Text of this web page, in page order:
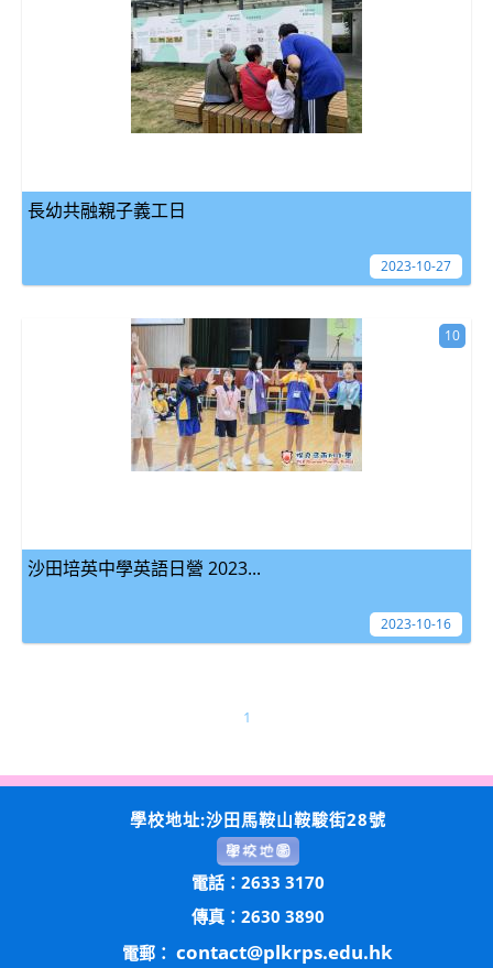
長幼共融親子義工日
2023-10-27
沙田培英中學英語日營 2023...
10
2023-10-16
1
學校地址:沙田馬鞍山鞍駿街28號
電話：2633 3170
傳真：2630 3890
電郵： contact@plkrps.edu.hk